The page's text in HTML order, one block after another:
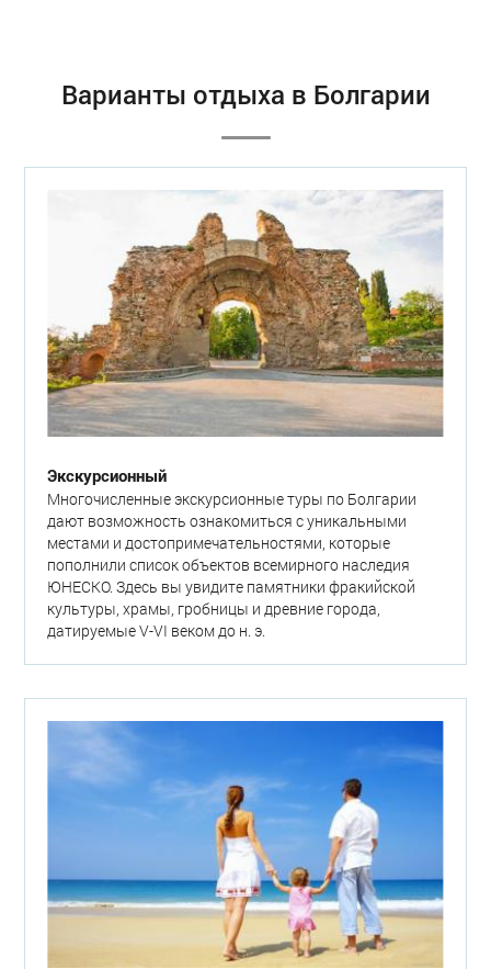
Варианты отдыха в Болгарии
Экскурсионный
Многочисленные экскурсионные туры по Болгарии
дают возможность ознакомиться с уникальными
местами и достопримечательностями, которые
пополнили список объектов всемирного наследия
ЮНЕСКО. Здесь вы увидите памятники фракийской
культуры, храмы, гробницы и древние города,
датируемые V-VI веком до н. э.